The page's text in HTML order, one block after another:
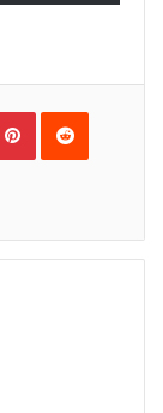
PinterestReddit